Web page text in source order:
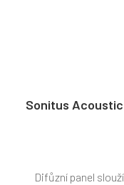
Sonitus
produktu
Difůzní panel